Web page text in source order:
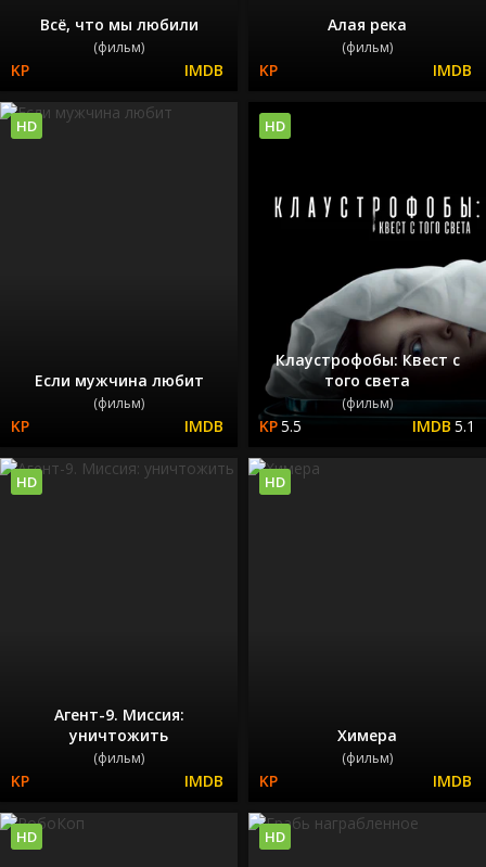
Всё, что мы любили
(фильм)
Алая река
(фильм)
Если мужчина любит
(фильм)
HD
Клаустрофобы: Квест с
того света
(фильм)
5.5 5.1
HD
Агент-9. Миссия:
уничтожить
(фильм)
HD
Химера
(фильм)
HD
HD HD